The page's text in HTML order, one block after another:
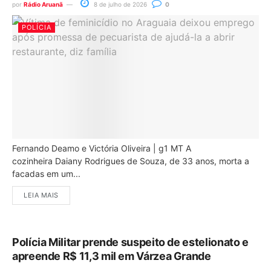
por Rádio Aruanã 8 de julho de 2026 0
POLÍCIA
Fernando Deamo e Victória Oliveira | g1 MT A
cozinheira Daiany Rodrigues de Souza, de 33 anos, morta a
facadas em um...
LEIA MAIS
Polícia Militar prende suspeito de estelionato e
apreende R$ 11,3 mil em Várzea Grande